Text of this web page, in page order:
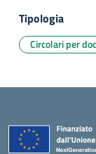
Tipologia
Circolari per